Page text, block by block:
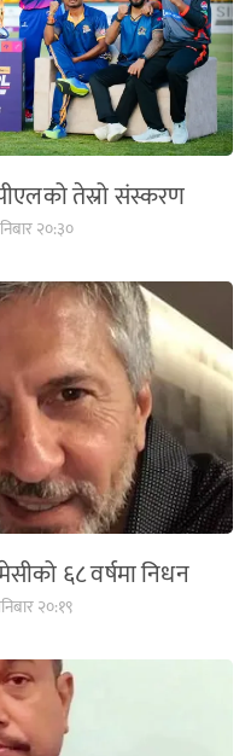
तेस्रो संस्करण
२०:३०
६८ वर्षमा निधन
२०:१९